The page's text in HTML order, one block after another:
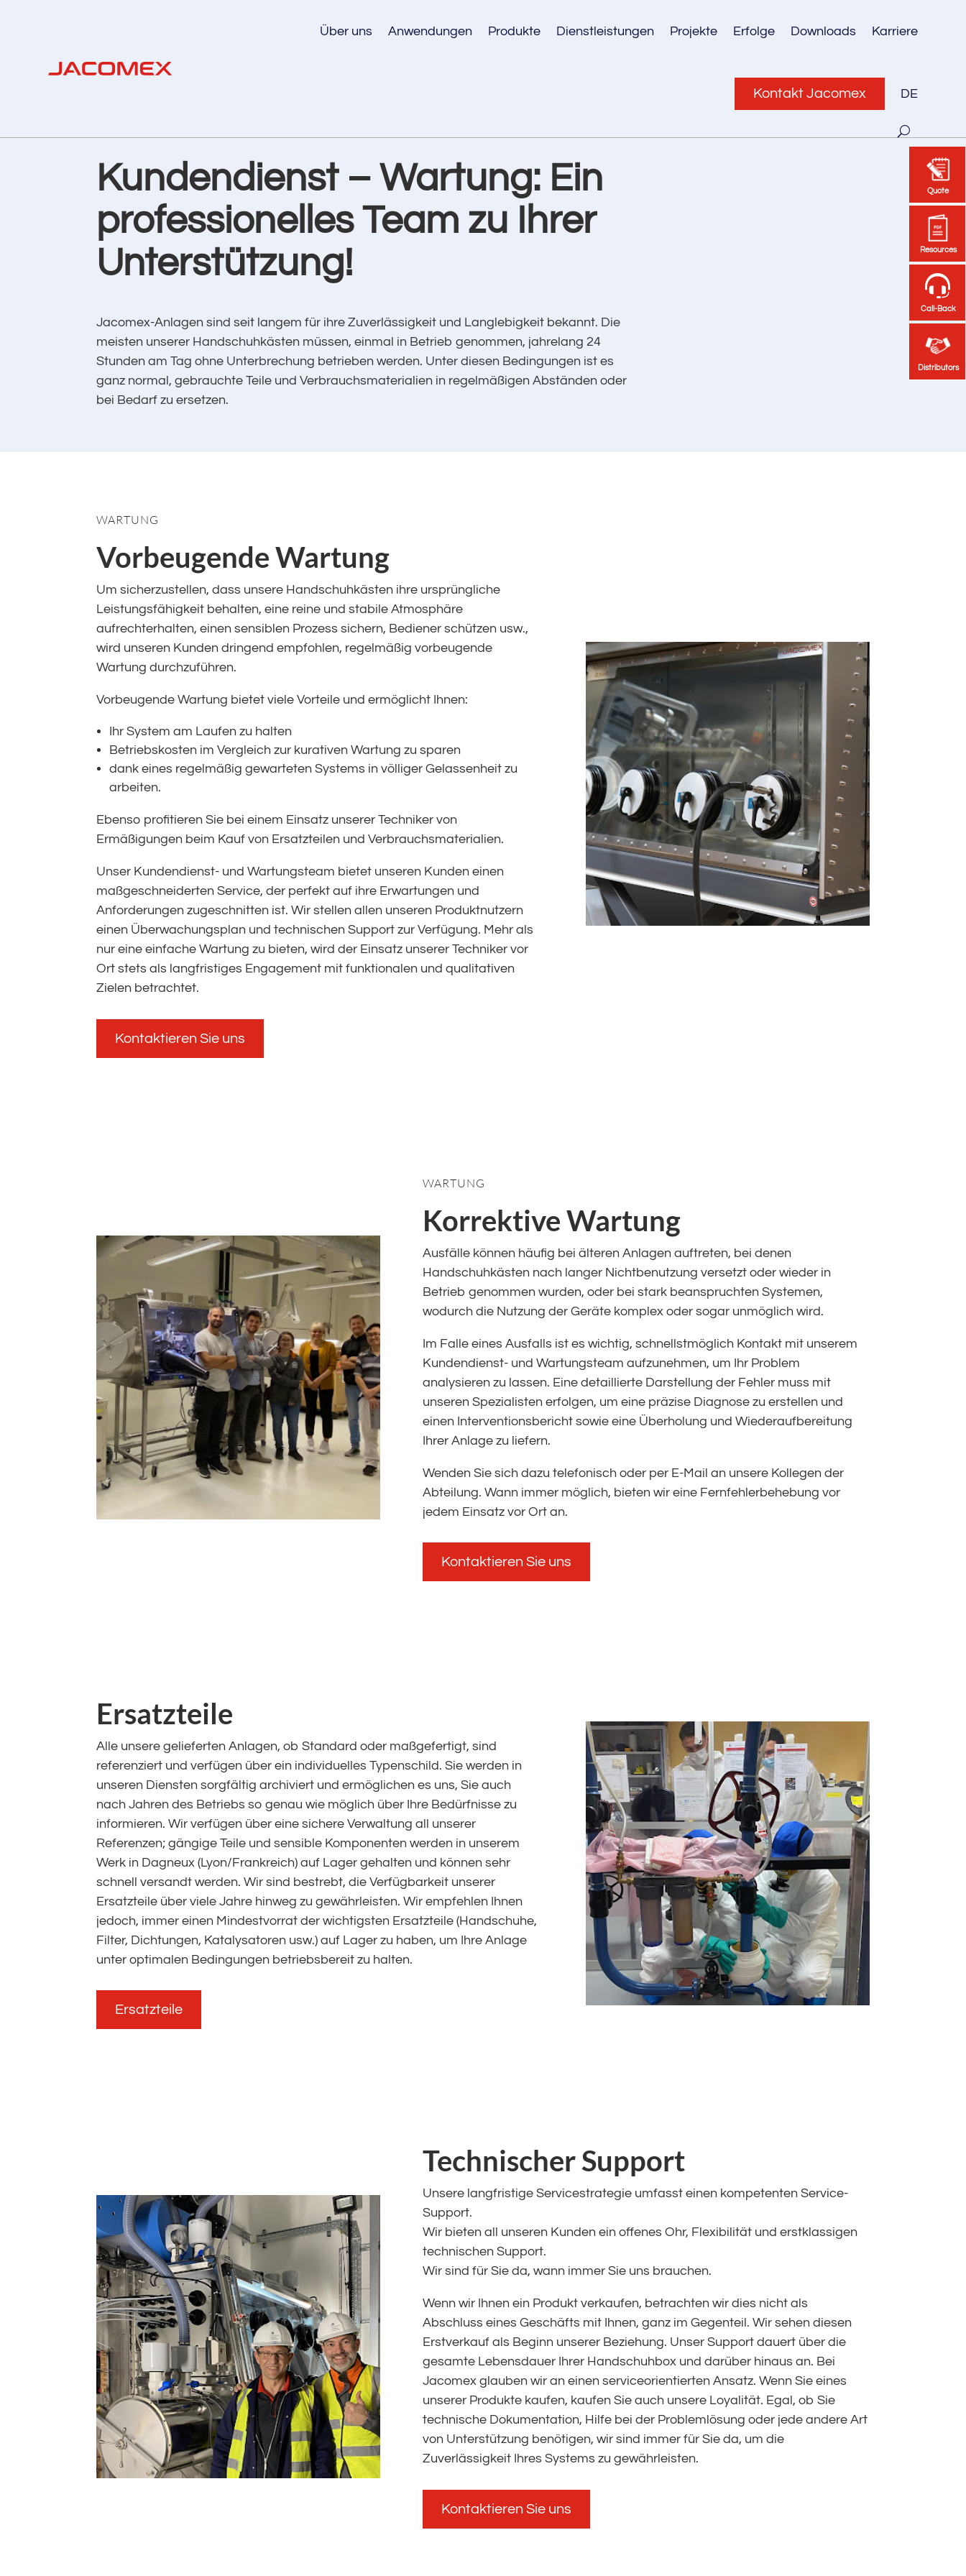
Quote
Resources
Call-Back
Distributors
Quote
Resources
Call-Back
Distributors
Über uns Anwendungen Produkte Dienstleistungen Projekte Erfolge Downloads Karriere
Kontakt Jacomex DE
Kundendienst – Wartung: Ein
professionelles Team zu Ihrer
Unterstützung!
Jacomex-Anlagen sind seit langem für ihre Zuverlässigkeit und Langlebigkeit bekannt. Die
meisten unserer Handschuhkästen müssen, einmal in Betrieb genommen, jahrelang 24
Stunden am Tag ohne Unterbrechung betrieben werden. Unter diesen Bedingungen ist es
ganz normal, gebrauchte Teile und Verbrauchsmaterialien in regelmäßigen Abständen oder
bei Bedarf zu ersetzen.
WARTUNG
Vorbeugende Wartung
Um sicherzustellen, dass unsere Handschuhkästen ihre ursprüngliche
Leistungsfähigkeit behalten, eine reine und stabile Atmosphäre
aufrechterhalten, einen sensiblen Prozess sichern, Bediener schützen usw.,
wird unseren Kunden dringend empfohlen, regelmäßig vorbeugende
Wartung durchzuführen.
Vorbeugende Wartung bietet viele Vorteile und ermöglicht Ihnen:
Ihr System am Laufen zu halten
Betriebskosten im Vergleich zur kurativen Wartung zu sparen
dank eines regelmäßig gewarteten Systems in völliger Gelassenheit zu
arbeiten.
Ebenso profitieren Sie bei einem Einsatz unserer Techniker von
Ermäßigungen beim Kauf von Ersatzteilen und Verbrauchsmaterialien.
Unser Kundendienst- und Wartungsteam bietet unseren Kunden einen
maßgeschneiderten Service, der perfekt auf ihre Erwartungen und
Anforderungen zugeschnitten ist. Wir stellen allen unseren Produktnutzern
einen Überwachungsplan und technischen Support zur Verfügung. Mehr als
nur eine einfache Wartung zu bieten, wird der Einsatz unserer Techniker vor
Ort stets als langfristiges Engagement mit funktionalen und qualitativen
Zielen betrachtet.
Kontaktieren Sie uns
WARTUNG
Korrektive Wartung
Ausfälle können häufig bei älteren Anlagen auftreten, bei denen
Handschuhkästen nach langer Nichtbenutzung versetzt oder wieder in
Betrieb genommen wurden, oder bei stark beanspruchten Systemen,
wodurch die Nutzung der Geräte komplex oder sogar unmöglich wird.
Im Falle eines Ausfalls ist es wichtig, schnellstmöglich Kontakt mit unserem
Kundendienst- und Wartungsteam aufzunehmen, um Ihr Problem
analysieren zu lassen. Eine detaillierte Darstellung der Fehler muss mit
unseren Spezialisten erfolgen, um eine präzise Diagnose zu erstellen und
einen Interventionsbericht sowie eine Überholung und Wiederaufbereitung
Ihrer Anlage zu liefern.
Wenden Sie sich dazu telefonisch oder per E-Mail an unsere Kollegen der
Abteilung. Wann immer möglich, bieten wir eine Fernfehlerbehebung vor
jedem Einsatz vor Ort an.
Kontaktieren Sie uns
Ersatzteile
Alle unsere gelieferten Anlagen, ob Standard oder maßgefertigt, sind
referenziert und verfügen über ein individuelles Typenschild. Sie werden in
unseren Diensten sorgfältig archiviert und ermöglichen es uns, Sie auch
nach Jahren des Betriebs so genau wie möglich über Ihre Bedürfnisse zu
informieren. Wir verfügen über eine sichere Verwaltung all unserer
Referenzen; gängige Teile und sensible Komponenten werden in unserem
Werk in Dagneux (Lyon/Frankreich) auf Lager gehalten und können sehr
schnell versandt werden. Wir sind bestrebt, die Verfügbarkeit unserer
Ersatzteile über viele Jahre hinweg zu gewährleisten. Wir empfehlen Ihnen
jedoch, immer einen Mindestvorrat der wichtigsten Ersatzteile (Handschuhe,
Filter, Dichtungen, Katalysatoren usw.) auf Lager zu haben, um Ihre Anlage
unter optimalen Bedingungen betriebsbereit zu halten.
Ersatzteile
Technischer Support
Unsere langfristige Servicestrategie umfasst einen kompetenten Service-
Support.
Wir bieten all unseren Kunden ein offenes Ohr, Flexibilität und erstklassigen
technischen Support.
Wir sind für Sie da, wann immer Sie uns brauchen.
Wenn wir Ihnen ein Produkt verkaufen, betrachten wir dies nicht als
Abschluss eines Geschäfts mit Ihnen, ganz im Gegenteil. Wir sehen diesen
Erstverkauf als Beginn unserer Beziehung. Unser Support dauert über die
gesamte Lebensdauer Ihrer Handschuhbox und darüber hinaus an. Bei
Jacomex glauben wir an einen serviceorientierten Ansatz. Wenn Sie eines
unserer Produkte kaufen, kaufen Sie auch unsere Loyalität. Egal, ob Sie
technische Dokumentation, Hilfe bei der Problemlösung oder jede andere Art
von Unterstützung benötigen, wir sind immer für Sie da, um die
Zuverlässigkeit Ihres Systems zu gewährleisten.
Kontaktieren Sie uns